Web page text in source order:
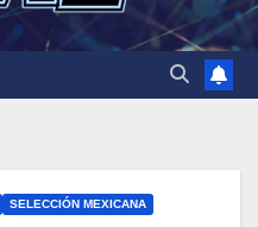
SELECCIÓN MEXICANA